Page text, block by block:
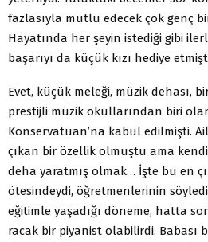
fazlasıyla mutlu edecek çok genç
Hayatında her şeyin istediği gibi
başa­rıyı da küçük kızı hediye
Evet, küçük meleği, müzik dehası,
prestijli müzik okullarından biri
Konservatuan’na kabul edilmişti.
çıkan bir özellik olmuştu ama
deha yaratmış olmak… İşte bu en
ötesindeydi, öğretmenlerinin
eğitimle yaşadığı döneme, hatta
racak bir piyanist olabilirdi. Babası